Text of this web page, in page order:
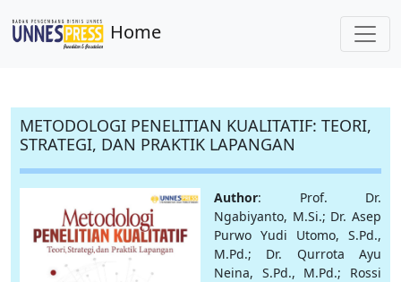
Home
METODOLOGI PENELITIAN KUALITATIF: TEORI,
STRATEGI, DAN PRAKTIK LAPANGAN
Author: Prof. Dr.
Ngabiyanto, M.Si.; Dr. Asep
Purwo Yudi Utomo, S.Pd.,
M.Pd.; Dr. Qurrota Ayu
Neina, S.Pd., M.Pd.; Rossi